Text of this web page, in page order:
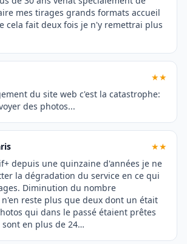
mes tirages grands formats accueil
cela fait deux fois je n'y remettrai plus
★★
du site web c'est la catastrophe:
des photos...
★★
depuis une quinzaine d'années je ne
la dégradation du service en ce qui
Diminution du nombre
reste plus que deux dont un était
qui dans le passé étaient prêtes
en plus de 24…